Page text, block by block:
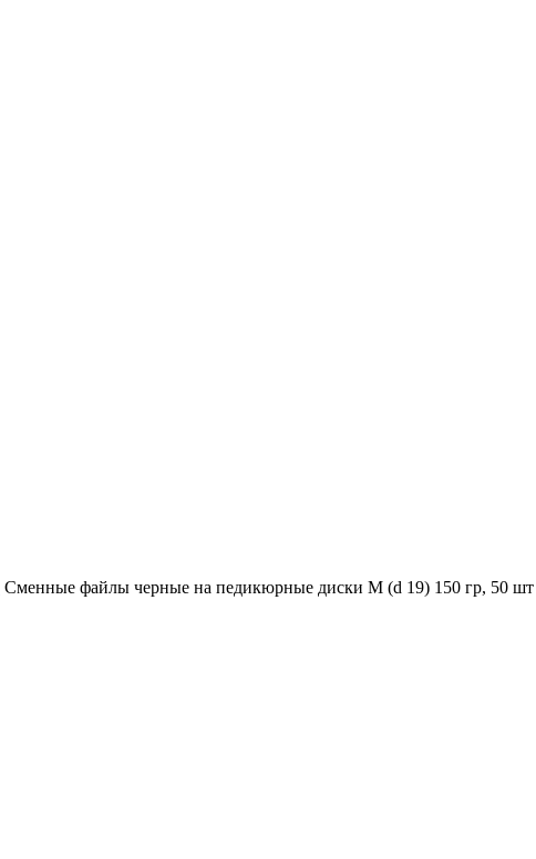
Сменные файлы черные на педикюрные диски M (d 19) 150 гр, 50 шт